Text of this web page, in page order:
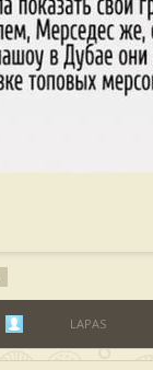
LAPAS